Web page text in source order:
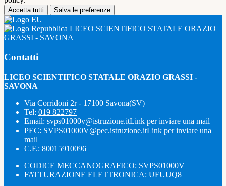
Accetta tutti Salva le preferenze
LICEO SCIENTIFICO STATALE ORAZIO
GRASSI - SAVONA
Contatti
LICEO SCIENTIFICO STATALE ORAZIO GRASSI -
SAVONA
Via Corridoni 2r - 17100 Savona(SV)
Tel: 019 822797
Email: svps01000v@istruzione.itLink per inviare una mail
PEC: SVPS01000V@pec.istruzione.itLink per inviare una
mail
C.F.: 80015910096
CODICE MECCANOGRAFICO: SVPS01000V
FATTURAZIONE ELETTRONICA: UFUUQ8